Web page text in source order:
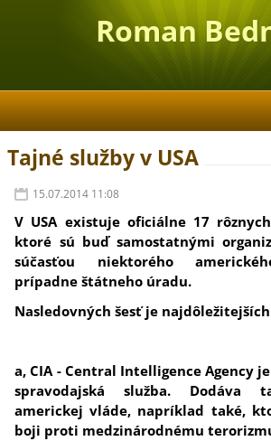
Roman
Tajné služby v USA
15.07.2014 11:08
V USA existuje oficiálne 17
ktoré sú buď samostatnými
súčasťou niektorého
prípadne štátneho úradu.
Nasledovných šesť je
a, CIA - Central Intelligence Agency
spravodajská služba. Dodáva
americkej vláde, napríklad také,
boji proti medzinárodnému